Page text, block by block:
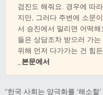
검진도 해줘요. 경우에 따
지만, 그러다 주변에 소문
서 승진에서 밀리면 어떡
들은 상담조차 받으러 가
위해 먼저 다가가는 건 힘
본문에서
“한국 사회는 양극화를 ‘해소